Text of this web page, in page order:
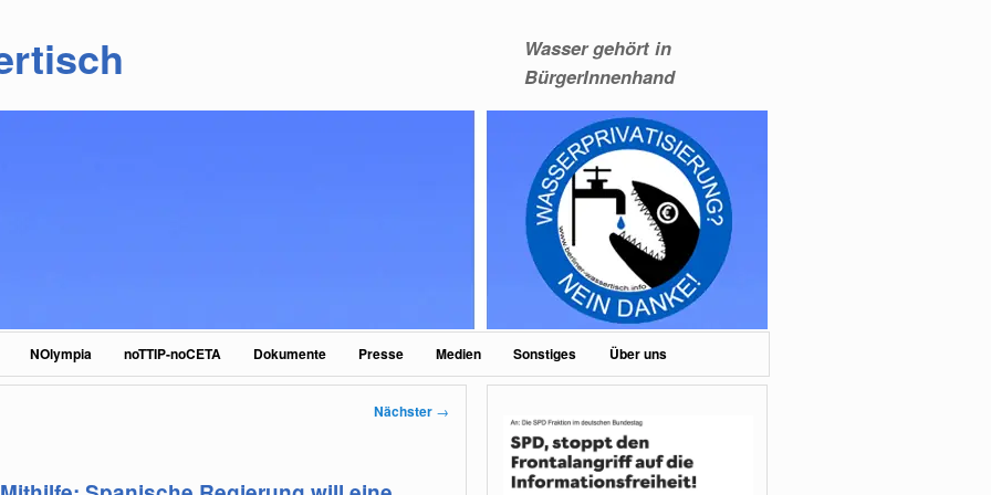
Wasser gehört in
BürgerInnenhand
NOlympia noTTIP-noCETA Dokumente Presse Medien Sonstiges Über uns
Nächster →